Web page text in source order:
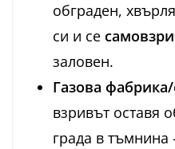
обграден,
си и се
заловен.
Газова
взривът оставя
града в